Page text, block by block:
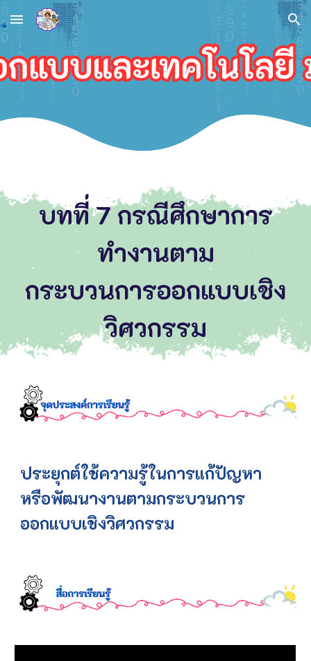
Skip to main content Skip to navigation
บทที่7 กรณีศึกษาการ
ทำงานตาม
กระบวนการออกแบบเชิง
วิศวกรรม
ประยุกต์ใช้ความรู้ในการแก้ปัญหา
หรือพัฒนางานตามกระบวนการ
ออกแบบเชิงวิศวกรรม